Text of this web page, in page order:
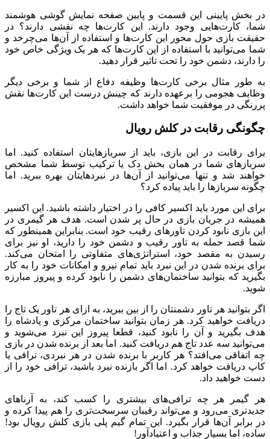
در بخش پایینی این قسمت و پایین صفحه نمایش گوشی هوشمند
شما، کارت‌هایی وجود دارند. این کارت‌ها چه نقشی دارند؟ در
حقیقت بازی حول محور این کارت‌ها و استفاده از آن‌ها می‌چرخد و
شما می‌توانید با استفاده از این کارت‌ها که هر یک ویژگی خاص خود
به طور مثال برخی کارت‌ها وظیفه دفاع از شما و برخی دیگر
وظایف هجومی را برعهده دارند که چینش درست این کارت‌ها نقش
چگونگی رقابت در کلش رویال
برای رقابت در این بازی، باید از سربازهایتان استفاده کنید. اما
سربازهای شما در همان بخش دک یا ترکیب توسط شما مشخص
خواهند شد و تنها می‌توانید از آن‌ها در نبردهایتان بهره ببرید. اما
برای این مورد باید اکسیر کافی را در اختیار داشته باشید. این اکسیر
همیشه در جریان بازی در حال پر شدن است. هدف هر گیمری در
این بازی نابود کردن تاورهای رقیب خود است. بنابراین همینطور که
شما قصد حمله به تاور رقیب و دشمن خود را دارید، او نیز برای
رسیدن به مقصد خود، استراتژی‌های متفاوتی را امتحان می‌کند.
برای برنده شدن در این نبرد باید تمام نیرو و امکانات خود را به کار
بگیرید که بتوانید ساختمان‌های دشمن را نابود کرده و پیروز مبارزه
اگر بتوانید هر تاور دشمنتان را از بین ببرید، به ازای هر تاور یک تاج را
دریافت خواهید کرد. هر زمان بتوانید ساختمان مرکزی و پادشاه را
هدف بگیرید و آن را نابود کنید، قطعا پیروز این نبرد می‌شوید و
می‌توانید سه عدد تاج هم دریافت کنید. اما بعد از برنده شدن در بازی
چه اتفاقی می‌افتد؟ هر کاربر با برنده شدن در هر نبردی، ترافی یا
کاپ دریافت خواهد کرد. اما اگر بازنده نبرد باشید، ترافی خود را از
هر گیمر هر چه ترافی‌های بیشتری را کسب کند، به آرناهای
جدیدتری می‌رود و می‌تواند رقیبان سرسخت‌تری را هم پیدا کرده و
در برابر آن‌ها قرار بگیرد. این تمام گیم پلی بازی کلش رویال بود!